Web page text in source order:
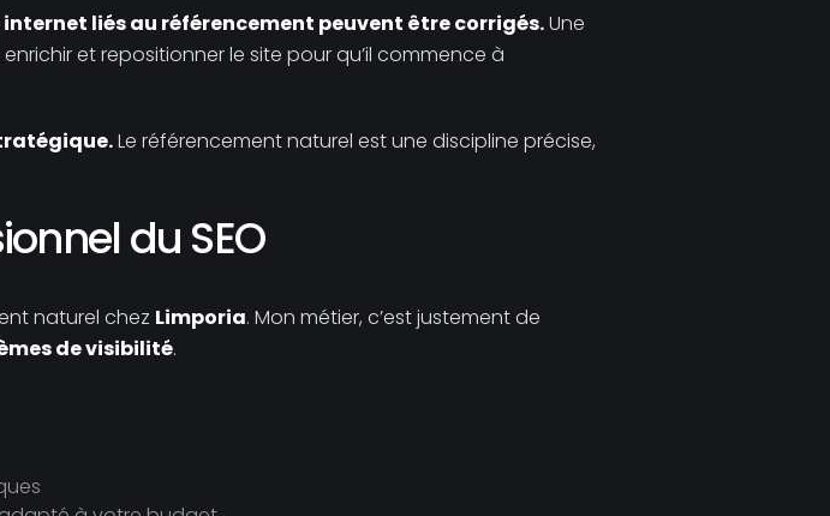
liés au référencement peuvent être corrigés.Une
et repositionner le site pour qu’il commence à
Le référencement naturel est une discipline précise,
du SEO
naturel chez Limporia. Mon métier, c’est justement de
de visibilité.